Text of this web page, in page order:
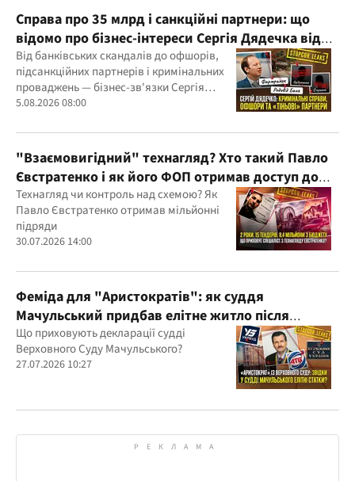
Справа про 35 млрд і санкційні партнери: що
відомо про бізнес-інтереси Сергія Дядечка від
"Родовід Банку" до "ФАРМАСЕЛ"
Від банківських скандалів до офшорів,
підсанкційних партнерів і кримінальних
проваджень — бізнес-зв'язки Сергія
Дядечка й досі простягаються через
5.08.2026 08:00
"Взаємовигідний" технагляд? Хто такий Павло
Євстратенко і як його ФОП отримав доступ до
бюджетних мільйонів?
Технагляд чи контроль над схемою? Як
Павло Євстратенко отримав мільйонні
підряди
30.07.2026 14:00
Феміда для "Аристократів": як суддя
Мачульський придбав елітне житло після
вердикту на користь забудовника?
Що приховують декларації судді
Верховного Суду Мачульського?
27.07.2026 10:27